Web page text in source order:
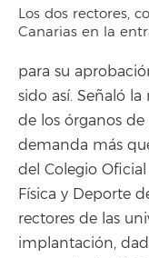
Los dos rectores,
Canarias en la
para su
sido así. Señaló
de los órganos
demanda más
del Colegio
Física y Deporte
rectores de las
implantación,